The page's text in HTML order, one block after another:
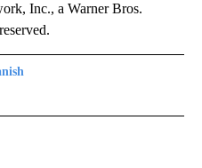
Inc., a Warner Bros.
TO RECEIVE NOTIFICATIONS ABOUT